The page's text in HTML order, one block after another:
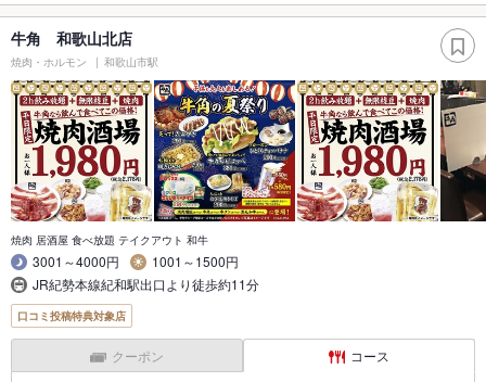
牛角 和歌山北店
焼肉・ホルモン 和歌山市駅
焼肉 居酒屋 食べ放題 テイクアウト 和牛
3001～4000円
1001～1500円
JR紀勢本線紀和駅出口より徒歩約11分
口コミ投稿特典対象店
クーポン コース